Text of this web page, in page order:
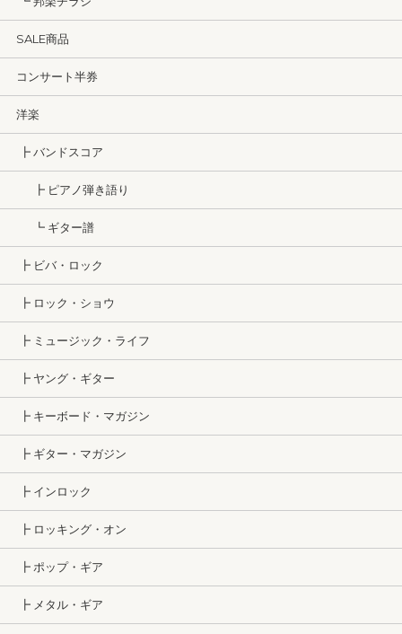
SALE商品
コンサート半券
洋楽
┣ バンドスコア
┣ ピアノ弾き語り
┗ ギター譜
┣ ビバ・ロック
┣ ロック・ショウ
┣ ミュージック・ライフ
┣ ヤング・ギター
┣ キーボード・マガジン
┣ ギター・マガジン
┣ インロック
┣ ロッキング・オン
┣ ポップ・ギア
┣ メタル・ギア